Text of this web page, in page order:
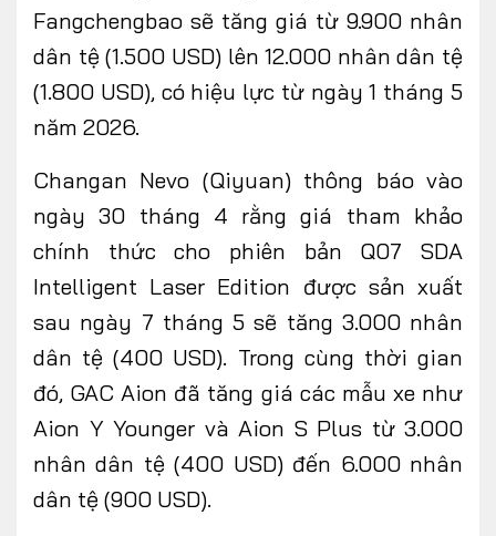
Fangchengbao sẽ tăng giá từ 9.900 nhân
dân tệ (1.500 USD) lên 12.000 nhân dân tệ
(1.800 USD), có hiệu lực từ ngày 1 tháng 5
năm 2026.
Changan Nevo (Qiyuan) thông báo vào
ngày 30 tháng 4 rằng giá tham khảo
chính thức cho phiên bản Q07 SDA
Intelligent Laser Edition được sản xuất
sau ngày 7 tháng 5 sẽ tăng 3.000 nhân
dân tệ (400 USD). Trong cùng thời gian
đó, GAC Aion đã tăng giá các mẫu xe như
Aion Y Younger và Aion S Plus từ 3.000
nhân dân tệ (400 USD) đến 6.000 nhân
dân tệ (900 USD).